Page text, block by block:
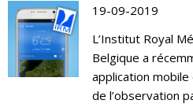
19-09-2019
L’Institut Royal
Belgique a
application
de l’observation